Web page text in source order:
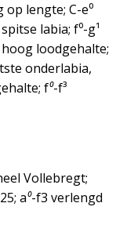
op lengte; C-e⁰
labia; f⁰-g¹
loodgehalte;
onderlabia,
f⁰-f³
Vollebregt;
a⁰-f3 verlengd